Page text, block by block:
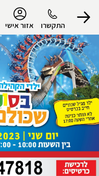
התקשרו אזור אישי